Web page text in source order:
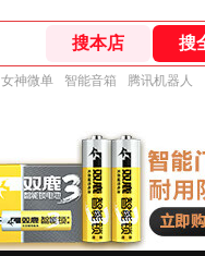
女神微单 智能音箱 腾讯机器人